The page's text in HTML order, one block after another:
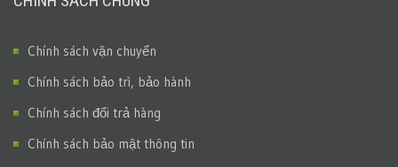
Chính sách vận chuyển
Chính sách bảo trì, bảo hành
Chính sách đổi trả hàng
Chính sách bảo mật thông tin